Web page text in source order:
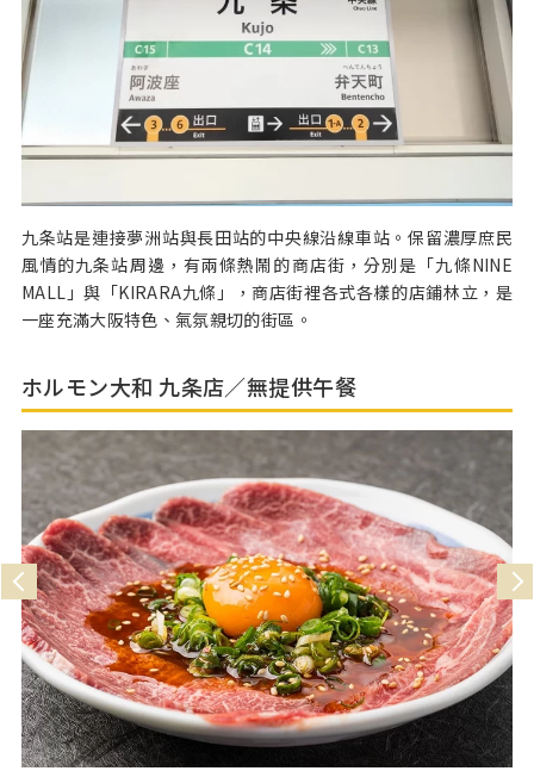
九条站是連接夢洲站與長田站的中央線沿線車站。保留濃厚庶民
風情的九条站周邊，有兩條熱鬧的商店街，分別是「九條NINE
MALL」與「KIRARA九條」，商店街裡各式各樣的店鋪林立，是
一座充滿大阪特色、氣氛親切的街區。
ホルモン大和 九条店／無提供午餐